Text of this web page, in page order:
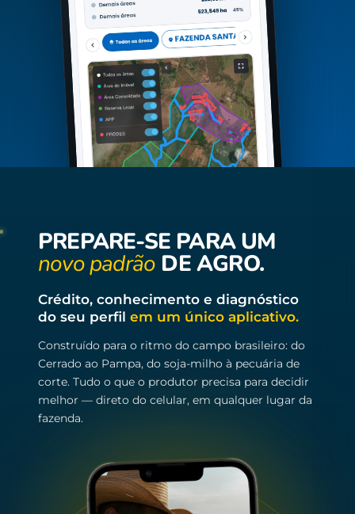
PREPARE-SE PARA UM
novo padrão DE AGRO.
Crédito, conhecimento e diagnóstico
do seu perfil em um único aplicativo.
Construído para o ritmo do campo brasileiro: do
Cerrado ao Pampa, do soja-milho à pecuária de
corte. Tudo o que o produtor precisa para decidir
melhor — direto do celular, em qualquer lugar da
fazenda.